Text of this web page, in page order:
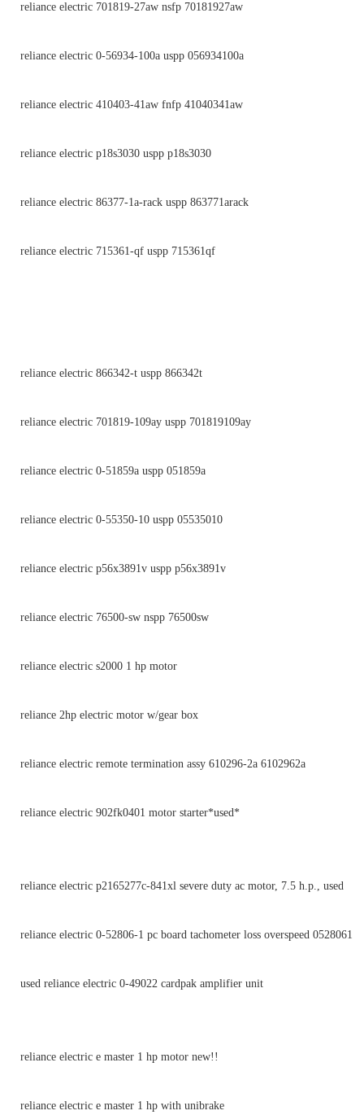
reliance electric 701819-27aw nsfp 70181927aw
reliance electric 0-56934-100a uspp 056934100a
reliance electric 410403-41aw fnfp 41040341aw
reliance electric p18s3030 uspp p18s3030
reliance electric 86377-1a-rack uspp 863771arack
reliance electric 715361-qf uspp 715361qf
reliance electric 866342-t uspp 866342t
reliance electric 701819-109ay uspp 701819109ay
reliance electric 0-51859a uspp 051859a
reliance electric 0-55350-10 uspp 05535010
reliance electric p56x3891v uspp p56x3891v
reliance electric 76500-sw nspp 76500sw
reliance electric s2000 1 hp motor
reliance 2hp electric motor w/gear box
reliance electric remote termination assy 610296-2a 6102962a
reliance electric 902fk0401 motor starter*used*
reliance electric p2165277c-841xl severe duty ac motor, 7.5 h.p., used
reliance electric 0-52806-1 pc board tachometer loss overspeed 0528061
used reliance electric 0-49022 cardpak amplifier unit
reliance electric e master 1 hp motor new!!
reliance electric e master 1 hp with unibrake